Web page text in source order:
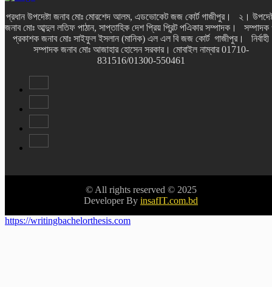
প্রধান উপদেষ্টা জনাব মোঃ মোরশেদ আলম, এডভোকেট জজ কোর্ট গাজীপুর। ২।
জনাব মোঃ আব্দুল লতিফ পাঠান, সাপ্তাহিক দেশ প্রিয় প্রিন্ট পএিকার সম্পাদক।
প্রকাশক জনাব মোঃ সাইফুল ইসলান (মানিক) এল এল বি জজ কোর্ট গাজীপুর। নির্বাহী
সম্পাদক জনাব মোঃ আজাহার হোসেন সরকার। মোবাইল নাম্বার 01710-
831516/01300-550461
© All rights reserved © 2025
Developer By insafIT.com.bd
https://writingbachelorthesis.com